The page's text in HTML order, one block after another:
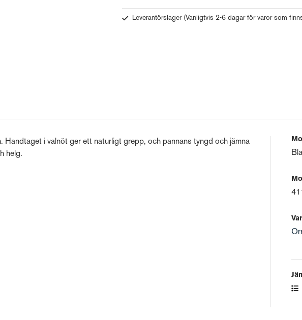
Leverantörslager (Vanligtvis 2-6 dagar för varor som
Handtaget i valnöt ger ett naturligt grepp, och pannans tyngd och jämna
helg.